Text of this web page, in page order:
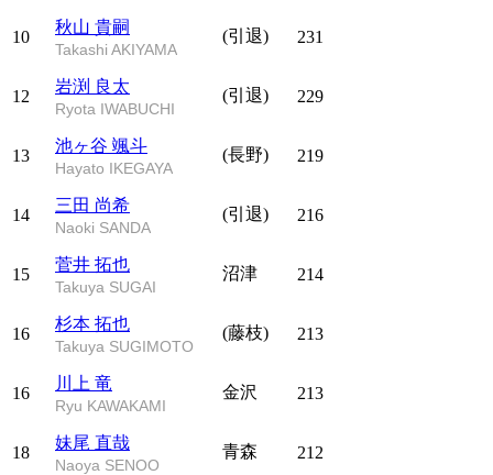
10
秋山 貴嗣
Takashi AKIYAMA
(引退) 231
12
岩渕 良太
Ryota IWABUCHI
(引退) 229
13
池ヶ谷 颯斗
Hayato IKEGAYA
(長野) 219
14
三田 尚希
Naoki SANDA
(引退) 216
15
菅井 拓也
Takuya SUGAI
沼津 214
16
杉本 拓也
Takuya SUGIMOTO
(藤枝) 213
16
川上 竜
Ryu KAWAKAMI
金沢 213
18
妹尾 直哉
Naoya SENOO
青森 212